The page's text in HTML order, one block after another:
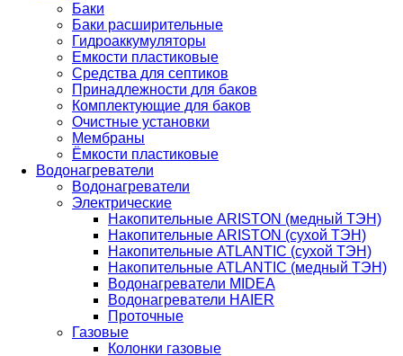
Баки
Баки расширительные
Гидроаккумуляторы
Емкости пластиковые
Средства для септиков
Принадлежности для баков
Комплектующие для баков
Очистные установки
Мембраны
Ёмкости пластиковые
Водонагреватели
Водонагреватели
Электрические
Накопительные ARISTON (медный ТЭН)
Накопительные ARISTON (сухой ТЭН)
Накопительные ATLANTIC (сухой ТЭН)
Накопительные ATLANTIC (медный ТЭН)
Водонагреватели MIDEA
Водонагреватели HAIER
Проточные
Газовые
Колонки газовые